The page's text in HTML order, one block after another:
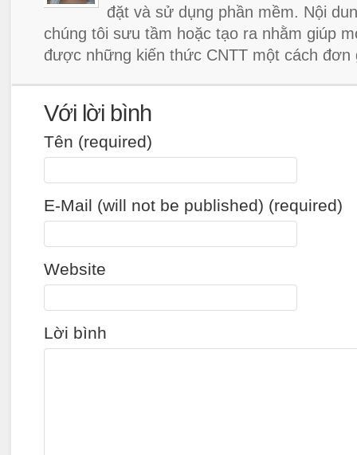
đặt và sử dụng phần mềm. Nội
chúng tôi sưu tầm hoặc tạo ra nhằm giúp
được những kiến thức CNTT một cách đơn
Với lời bình
Tên (required)
E-Mail (will not be published) (required)
Website
Lời bình